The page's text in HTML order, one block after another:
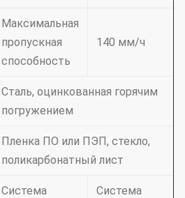
Максимальная
пропускная
способность
140 мм/ч
Сталь, оцинкованная горячим
погружением
Пленка ПО или ПЭП, стекло,
поликарбонатный лист
Система
Система